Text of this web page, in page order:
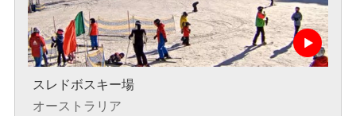
スレドボスキー場
オーストラリア